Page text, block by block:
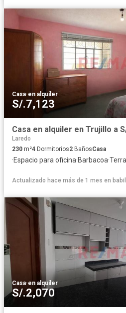
Casa·en alquiler
S/.7,123
Casa en alquiler en Trujillo a
Laredo
230 m²4 Dormitorios2 BañosCasa
·Espacio para oficina·Barbacoa·
Actualizado hace más de 1 mes en
Casa·en alquiler
S/.2,070